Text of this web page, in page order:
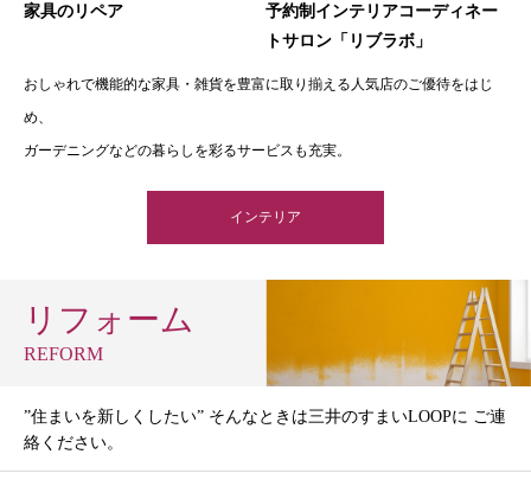
家具のリペア
予約制インテリアコーディネー
トサロン「リブラボ」
おしゃれで機能的な家具・雑貨を豊富に取り揃える人気店のご優待をはじ
め、
ガーデニングなどの暮らしを彩るサービスも充実。
インテリア
リフォーム
REFORM
”住まいを新しくしたい” そんなときは三井のすまいLOOPに ご連
絡ください。